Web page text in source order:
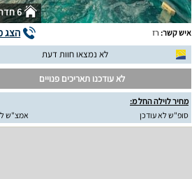
6 חדרי שינה
איש קשר: רז הצג
לא נמצאו חוות דעת
לא עודכנו תאריכים פנויים
מחיר לוילה החל מ:
סופ"ש לא עודכן
אמצ"ש